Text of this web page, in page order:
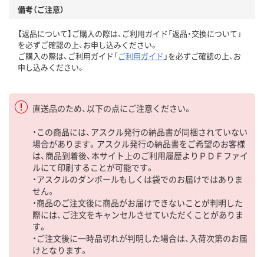
備考（ご注意）
【返品について】ご購入の際は、ご利用ガイド「返品・交換について」
を必ずご確認の上、お申し込みください。
ご購入の際は、ご利用ガイド「ご利用ガイド 」を必ずご確認の上、お
申し込みください。
直送品のため、以下の点にご注意ください。
・この商品には、アスクル発行の納品書が同梱されていない
場合があります。アスクル発行の納品書をご希望のお客様
は、商品到着後、本サイト上のご利用履歴よりＰＤＦファイ
ルにて印刷することが可能です。
・アスクルのダンボールもしくは袋でのお届けではありま
せん。
・商品のご注文後に商品がお届けできないことが判明した
際には、ご注文をキャンセルさせていただくことがありま
す。
・ご注文後に一時品切れが判明した場合は、入荷次第のお届
けとなります。